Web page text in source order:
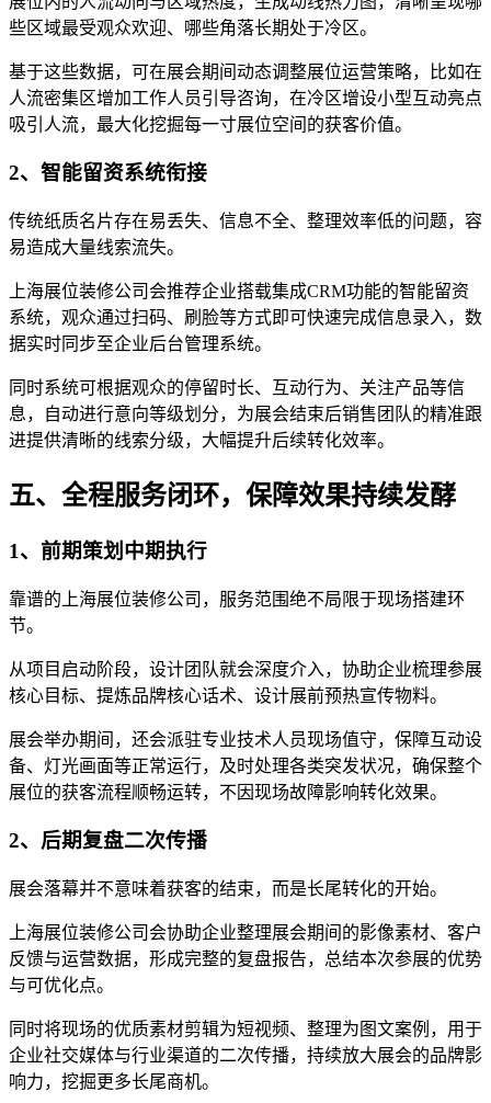
些区域最受观众欢迎、哪些角落长期处于冷区。
基于这些数据，可在展会期间动态调整展位运营策略，比如在
人流密集区增加工作人员引导咨询，在冷区增设小型互动亮点
吸引人流，最大化挖掘每一寸展位空间的获客价值。
2、智能留资系统衔接
传统纸质名片存在易丢失、信息不全、整理效率低的问题，容
易造成大量线索流失。
上海展位装修公司会推荐企业搭载集成CRM功能的智能留资
系统，观众通过扫码、刷脸等方式即可快速完成信息录入，数
据实时同步至企业后台管理系统。
同时系统可根据观众的停留时长、互动行为、关注产品等信
息，自动进行意向等级划分，为展会结束后销售团队的精准跟
进提供清晰的线索分级，大幅提升后续转化效率。
五、全程服务闭环，保障效果持续发酵
1、前期策划中期执行
靠谱的上海展位装修公司，服务范围绝不局限于现场搭建环
节。
从项目启动阶段，设计团队就会深度介入，协助企业梳理参展
核心目标、提炼品牌核心话术、设计展前预热宣传物料。
展会举办期间，还会派驻专业技术人员现场值守，保障互动设
备、灯光画面等正常运行，及时处理各类突发状况，确保整个
展位的获客流程顺畅运转，不因现场故障影响转化效果。
2、后期复盘二次传播
展会落幕并不意味着获客的结束，而是长尾转化的开始。
上海展位装修公司会协助企业整理展会期间的影像素材、客户
反馈与运营数据，形成完整的复盘报告，总结本次参展的优势
与可优化点。
同时将现场的优质素材剪辑为短视频、整理为图文案例，用于
企业社交媒体与行业渠道的二次传播，持续放大展会的品牌影
响力，挖掘更多长尾商机。